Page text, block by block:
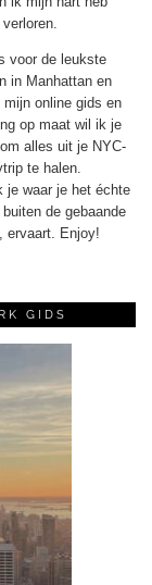
verloren.
voor de leukste
in Manhattan en
mijn online gids en
op maat wil ik je
alles uit je NYC-
te halen.
je waar je het échte
buiten de gebaande
ervaart. Enjoy!
GIDS